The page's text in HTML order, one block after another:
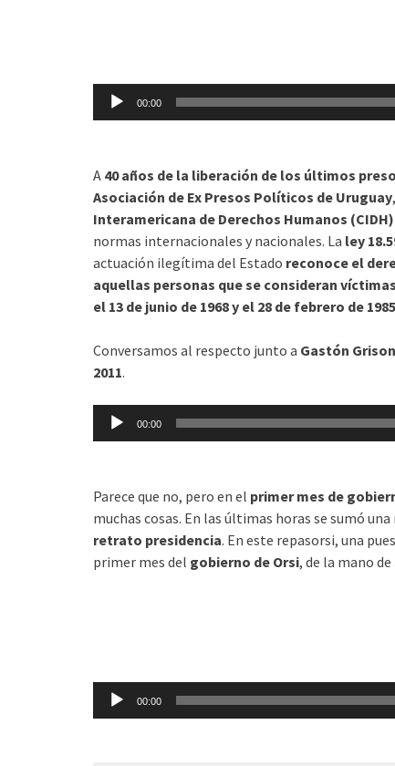
Reproductor
00:00
A 40 años de la liberación de los últimos
Asociación de Ex Presos Políticos de Uruguay
Interamericana de Derechos Humanos (CIDH)
normas internacionales y nacionales. La ley
actuación ilegítima del Estado reconoce el
aquellas personas que se consideran
el 13 de junio de 1968 y el 28 de febrero de 1985
Conversamos al respecto junto a Gastón
2011.
Reproductor
00:00
Parece que no, pero en el primer mes de
muchas cosas. En las últimas horas se sumó
retrato presidencia. En este repasorsi, una
primer mes del gobierno de Orsi, de la mano de
Reproductor
00:00